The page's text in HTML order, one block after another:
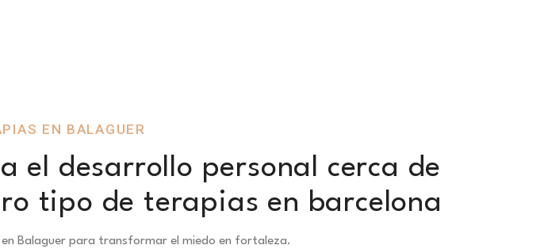
EN BALAGUER
el desarrollo personal cerca de
tipo de terapias en barcelona
Balaguer para transformar el miedo en fortaleza.